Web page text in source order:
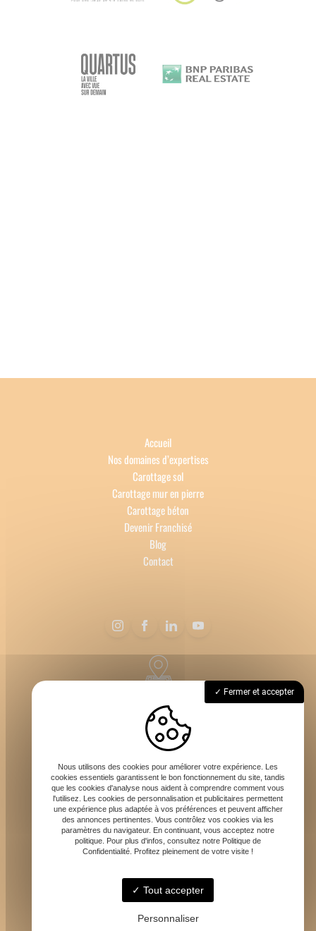
Accueil
Nos domaines d’expertises
Carottage sol
Carottage mur en pierre
Carottage béton
Devenir Franchisé
Blog
Contact
Lundi - Dimanche : 7h - 20h
carotteurdefrance@gmail.com
06 59 68 95 95
Fermer et accepter
Nous utilisons des cookies pour améliorer votre expérience. Les
cookies essentiels garantissent le bon fonctionnement du site, tandis
que les cookies d'analyse nous aident à comprendre comment vous
l'utilisez. Les cookies de personnalisation et publicitaires permettent
une expérience plus adaptée à vos préférences et peuvent afficher
des annonces pertinentes. Vous contrôlez vos cookies via les
paramètres du navigateur. En continuant, vous acceptez notre
politique. Pour plus d'infos, consultez notre Politique de
Confidentialité. Profitez pleinement de votre visite !
Tout accepter
Personnaliser